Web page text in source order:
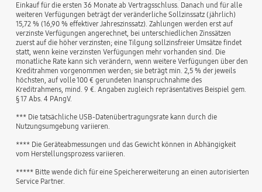
Einkauf für die ersten 36 Monate ab Vertragsschluss. Danach und für alle
weiteren Verfügungen beträgt der veränderliche Sollzinssatz (jährlich)
15,72 % (16,90 % effektiver Jahreszinssatz). Zahlungen werden erst auf
verzinste Verfügungen angerechnet, bei unterschiedlichen Zinssätzen
zuerst auf die höher verzinsten; eine Tilgung sollzinsfreier Umsätze findet
statt, wenn keine verzinsten Verfügungen mehr vorhanden sind. Die
monatliche Rate kann sich verändern, wenn weitere Verfügungen über den
Kreditrahmen vorgenommen werden; sie beträgt min. 2,5 % der jeweils
höchsten, auf volle 100 € gerundeten Inanspruchnahme des
Kreditrahmens, mind. 9 €. Angaben zugleich repräsentatives Beispiel gem.
§ 17 Abs. 4 PAngV.
*** Die tatsächliche USB-Datenübertragungsrate kann durch die
Nutzungsumgebung variieren.
**** Die Geräteabmessungen und das Gewicht können in Abhängigkeit
vom Herstellungsprozess variieren.
***** Bitte wende dich für eine Speichererweiterung an einen autorisierten
Service Partner.